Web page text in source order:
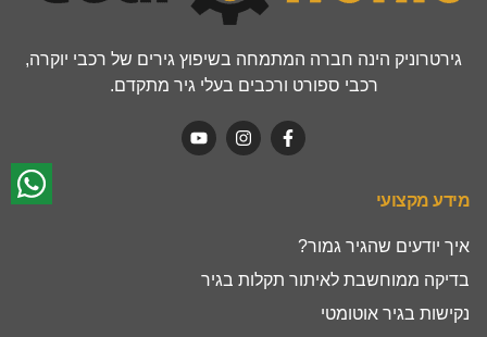
גירטרוניק הינה חברה המתמחה בשיפוץ גירים של רכבי יוקרה,
רכבי ספורט ורכבים בעלי גיר מתקדם.
מידע מקצועי
איך יודעים שהגיר גמור?
בדיקה ממוחשבת לאיתור תקלות בגיר
נקישות בגיר אוטומטי